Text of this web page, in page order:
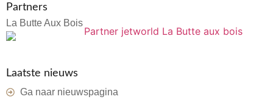
Partners
La Butte Aux Bois
Laatste nieuws
Ga naar nieuwspagina